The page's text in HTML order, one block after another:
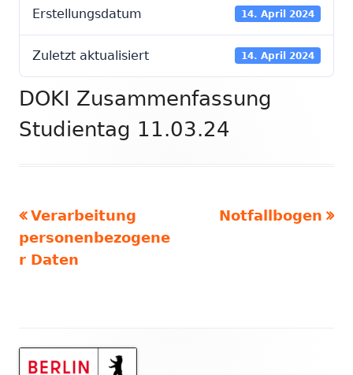
Erstellungsdatum 14. April 2024
Zuletzt aktualisiert 14. April 2024
DOKI Zusammenfassung
Studientag 11.03.24
Beitragsnavigation
Vorheriger
Beitrag:
Verarbeitung
personenbezogene
r Daten
Nächster
Notfallbogen
Haupt-